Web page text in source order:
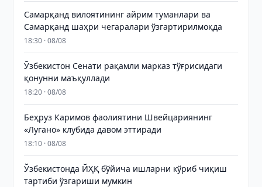
Самарқанд вилоятининг айрим туманлари ва
Самарқанд шаҳри чегаралари ўзгартирилмоқда
18:30 · 08/08
Ўзбекистон Сенати рақамли марказ тўғрисидаги
қонунни маъқуллади
18:20 · 08/08
Беҳруз Каримов фаолиятини Швейцариянинг
«Лугано» клубида давом эттиради
18:10 · 08/08
Ўзбекистонда ЙҲҚ бўйича ишларни кўриб чиқиш
тартиби ўзгариши мумкин